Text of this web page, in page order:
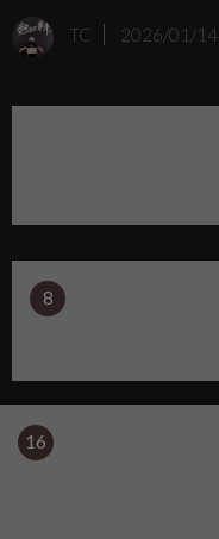
車手身分正式登場。
TC 2026/01/14
8
16